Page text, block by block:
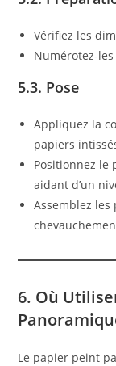
Vérifiez les
Numérotez-
5.3. Pose
Appliquez la
papiers
Positionnez le
aidant d’un
Assemblez
6. Où
Le papier peint